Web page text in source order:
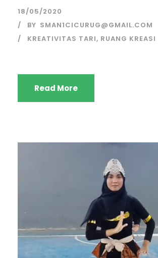
18/05/2020
BY SMAN1CICURUG@GMAIL.COM
KREATIVITAS TARI, RUANG KREASI
Read More